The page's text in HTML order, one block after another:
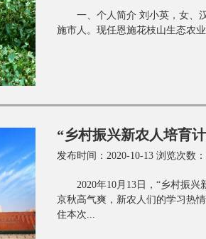
一、个人简介 刘小英，女、
施市人。现任恩施花枝山生态农
“乡村振兴新农人培育
发布时间：2020-10-13 浏览次数
2020年10月13日，“乡村振
京秋高气爽，新农人们的学习热
住本次...